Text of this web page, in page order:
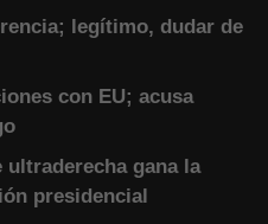
legítimo, dudar de
con EU; acusa
gana la
presidencial